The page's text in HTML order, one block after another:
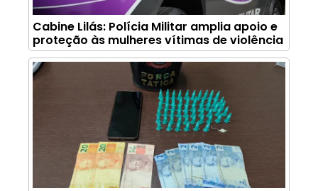
Cabine Lilás: Polícia Militar amplia apoio e
proteção às mulheres vítimas de violência